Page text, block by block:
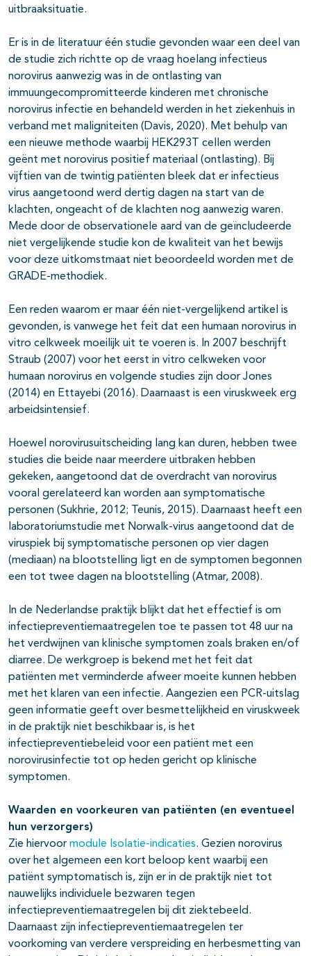
uitbraaksituatie.
Er is in de literatuur één studie gevonden waar een deel van
de studie zich richtte op de vraag hoelang infectieus
norovirus aanwezig was in de ontlasting van
immuungecompromitteerde kinderen met chronische
norovirus infectie en behandeld werden in het ziekenhuis in
verband met maligniteiten (Davis, 2020). Met behulp van
een nieuwe methode waarbij HEK293T cellen werden
geënt met norovirus positief materiaal (ontlasting). Bij
vijftien van de twintig patiënten bleek dat er infectieus
virus aangetoond werd dertig dagen na start van de
klachten, ongeacht of de klachten nog aanwezig waren.
Mede door de observationele aard van de geïncludeerde
niet vergelijkende studie kon de kwaliteit van het bewijs
voor deze uitkomstmaat niet beoordeeld worden met de
GRADE-methodiek.
Een reden waarom er maar één niet-vergelijkend artikel is
gevonden, is vanwege het feit dat een humaan norovirus in
vitro celkweek moeilijk uit te voeren is. In 2007 beschrijft
Straub (2007) voor het eerst in vitro celkweken voor
humaan norovirus en volgende studies zijn door Jones
(2014) en Ettayebi (2016). Daarnaast is een viruskweek erg
arbeidsintensief.
Hoewel norovirusuitscheiding lang kan duren, hebben twee
studies die beide naar meerdere uitbraken hebben
gekeken, aangetoond dat de overdracht van norovirus
vooral gerelateerd kan worden aan symptomatische
personen (Sukhrie, 2012; Teunis, 2015). Daarnaast heeft een
laboratoriumstudie met Norwalk-virus aangetoond dat de
viruspiek bij symptomatische personen op vier dagen
(mediaan) na blootstelling ligt en de symptomen begonnen
een tot twee dagen na blootstelling (Atmar, 2008).
In de Nederlandse praktijk blijkt dat het effectief is om
infectiepreventiemaatregelen toe te passen tot 48 uur na
het verdwijnen van klinische symptomen zoals braken en/of
diarree. De werkgroep is bekend met het feit dat
patiënten met verminderde afweer moeite kunnen hebben
met het klaren van een infectie. Aangezien een PCR-uitslag
geen informatie geeft over besmettelijkheid en viruskweek
in de praktijk niet beschikbaar is, is het
infectiepreventiebeleid voor een patiënt met een
norovirusinfectie tot op heden gericht op klinische
symptomen.
Waarden en voorkeuren van patiënten (en eventueel
hun verzorgers)
Zie hiervoor module Isolatie-indicaties. Gezien norovirus
over het algemeen een kort beloop kent waarbij een
patiënt symptomatisch is, zijn er in de praktijk niet tot
nauwelijks individuele bezwaren tegen
infectiepreventiemaatregelen bij dit ziektebeeld.
Daarnaast zijn infectiepreventiemaatregelen ter
voorkoming van verdere verspreiding en herbesmetting van